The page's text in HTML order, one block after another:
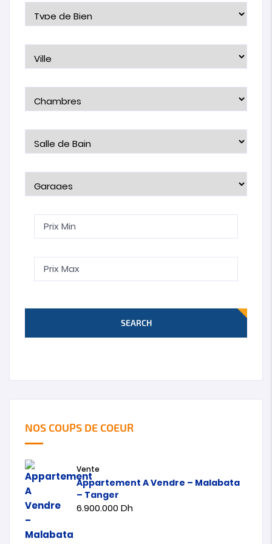
SEARCH
NOS COUPS DE COEUR
Vente
Appartement A Vendre – Malabata
– Tanger
6.900.000 Dh